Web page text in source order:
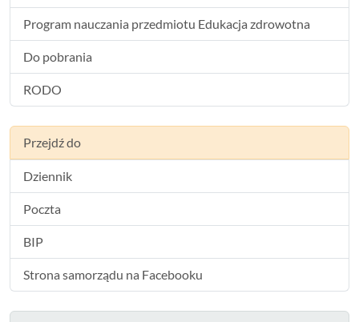
Program nauczania przedmiotu Edukacja zdrowotna
Do pobrania
RODO
Przejdź do
Dziennik
Poczta
BIP
Strona samorządu na Facebooku